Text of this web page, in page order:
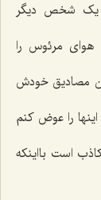
یک شخص دیگر
هوای مرئوس را
مصادیق خودش
را عوض کنم
است بااینکه